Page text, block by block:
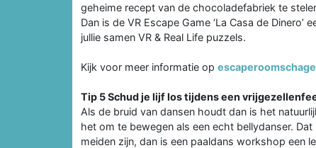
geheime recept van de chocoladefabriek te
Dan is de VR Escape Game ‘La Casa de
jullie samen VR & Real Life puzzels.
Kijk voor meer informatie op
Tip 5 Schud je lijf los tijdens een
Als de bruid van dansen houdt dan is het
het om te bewegen als een echt bellydanser.
meiden zijn, dan is een paaldans workshop een